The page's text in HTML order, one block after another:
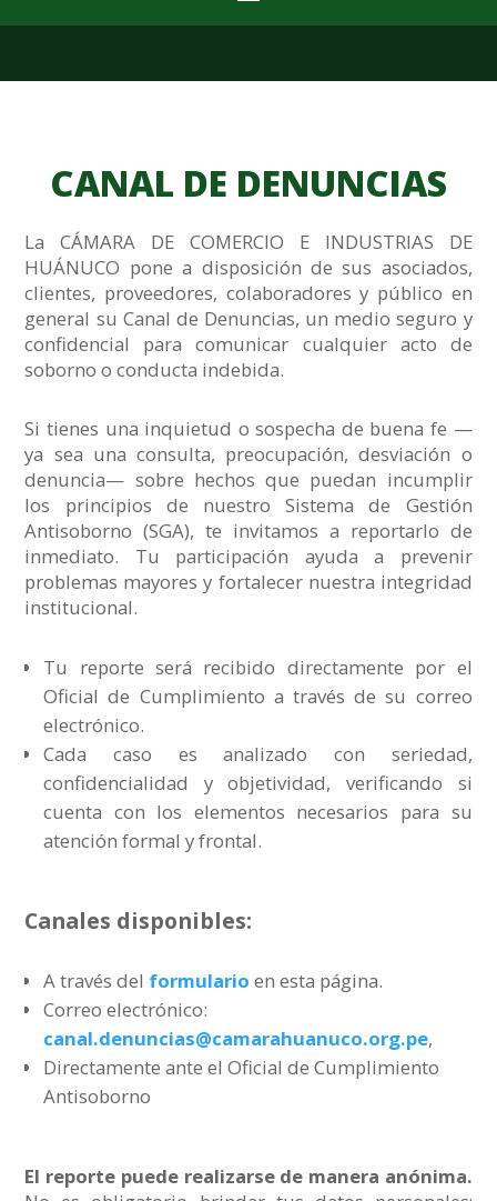
CANAL DE DENUNCIAS
La CÁMARA DE COMERCIO E INDUSTRIAS DE
HUÁNUCO pone a disposición de sus asociados,
clientes, proveedores, colaboradores y público en
general su Canal de Denuncias, un medio seguro y
confidencial para comunicar cualquier acto de
soborno o conducta indebida.
Si tienes una inquietud o sospecha de buena fe —
ya sea una consulta, preocupación, desviación o
denuncia— sobre hechos que puedan incumplir
los principios de nuestro Sistema de Gestión
Antisoborno (SGA), te invitamos a reportarlo de
inmediato. Tu participación ayuda a prevenir
problemas mayores y fortalecer nuestra integridad
institucional.
Tu reporte será recibido directamente por el
Oficial de Cumplimiento a través de su correo
electrónico.
Cada caso es analizado con seriedad,
confidencialidad y objetividad, verificando si
cuenta con los elementos necesarios para su
atención formal y frontal.
Canales disponibles:
A través del formulario en esta página.
Correo electrónico:
canal.denuncias@camarahuanuco.org.pe,
Directamente ante el Oficial de Cumplimiento
Antisoborno
El reporte puede realizarse de manera anónima.